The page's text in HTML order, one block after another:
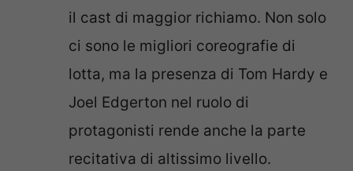
il cast di maggior richiamo. Non solo
ci sono le migliori coreografie di
lotta, ma la presenza di Tom Hardy e
Joel Edgerton nel ruolo di
protagonisti rende anche la parte
recitativa di altissimo livello.